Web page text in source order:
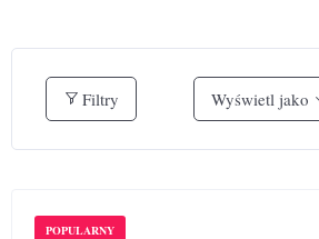
Filtry Wyświetl jako
POPULARNY